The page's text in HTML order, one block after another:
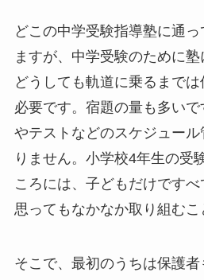
どこの中学受験指導塾に通っ
ますが、中学受験のために
どうしても軌道に乗るまで
必要です。宿題の量も多い
やテストなどのスケジュー
りません。小学校4年生の受
ころには、子どもだけです
思ってもなかなか取り組むこ
そこで、最初のうちは保護